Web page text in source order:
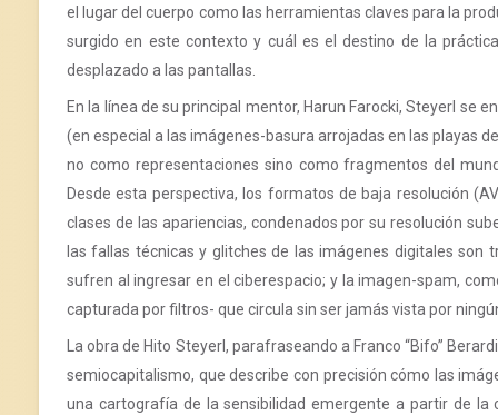
el lugar del cuerpo como las herramientas claves para la
surgido en este contexto y cuál es el destino de la
desplazado a las pantallas.
En la línea de su principal mentor, Harun Farocki, Steyerl
(en especial a las imágenes-basura arrojadas en las playas
no como representaciones sino como fragmentos del
Desde esta perspectiva, los formatos de baja resolución
clases de las apariencias, condenados por su resolución
las fallas técnicas y glitches de las imágenes digitales
sufren al ingresar en el ciberespacio; y la imagen-spam,
capturada por filtros- que circula sin ser jamás vista por
La obra de Hito Steyerl, parafraseando a Franco “Bifo”
semiocapitalismo, que describe con precisión cómo las
una cartografía de la sensibilidad emergente a partir de